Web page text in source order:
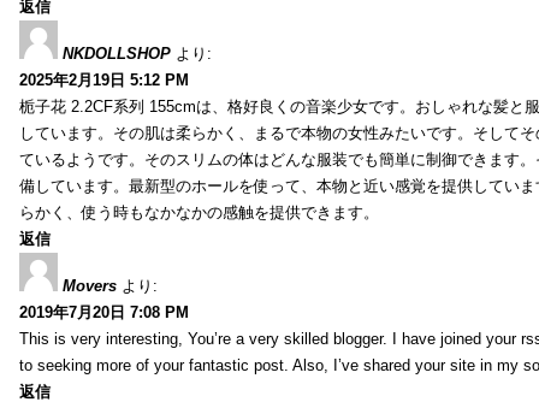
返信
NKDOLLSHOP より:
2025年2月19日 5:12 PM
栀子花 2.2CF系列 155cmは、格好良くの音楽少女です。おしゃれな髪と
しています。その肌は柔らかく、まるで本物の女性みたいです。そして
ているようです。そのスリムの体はどんな服装でも簡単に制御できます
備しています。最新型のホールを使って、本物と近い感覚を提供してい
らかく、使う時もなかなかの感触を提供できます。
返信
Movers より:
2019年7月20日 7:08 PM
This is very interesting, You’re a very skilled blogger. I have joined your
to seeking more of your fantastic post. Also, I’ve shared your site in my
返信